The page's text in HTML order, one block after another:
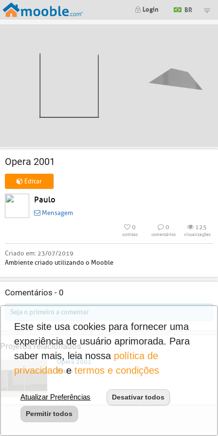
Login BR
Opera 2001
Editar
Paulo
Mensagem
0
curtidas
0
comentários
125
visualizações
Criado em: 23/07/2019
Ambiente criado utilizando o Mooble
Comentários - 0
Seja o primeiro a comentar
Projetos relacionados
Opera 2001
Paulo
Este site usa cookies para fornecer uma
experiência de usuário aprimorada. Para
saber mais, leia nossa política de
privacidadeetermos e condições
Atualizar Preferências Desativar todos
Permitir todos